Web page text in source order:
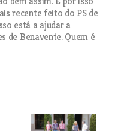
recente feito do PS de
está a ajudar a
de Benavente. Quem é